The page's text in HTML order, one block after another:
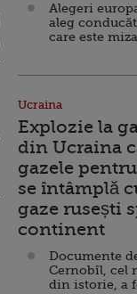
Alegeri
aleg
care este
Ucraina
Explozie la
din Ucraina
gazele
se întâmplă
gaze rusești
continent
Documente
Cernobîl, cel
din istorie, a